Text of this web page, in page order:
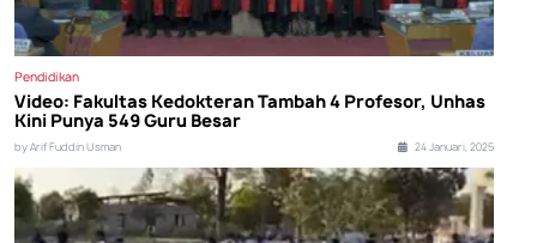
Pendidikan
Video: Fakultas Kedokteran Tambah 4 Profesor, Unhas
Kini Punya 549 Guru Besar
by Arif Fuddin Usman 24 Januari, 2025